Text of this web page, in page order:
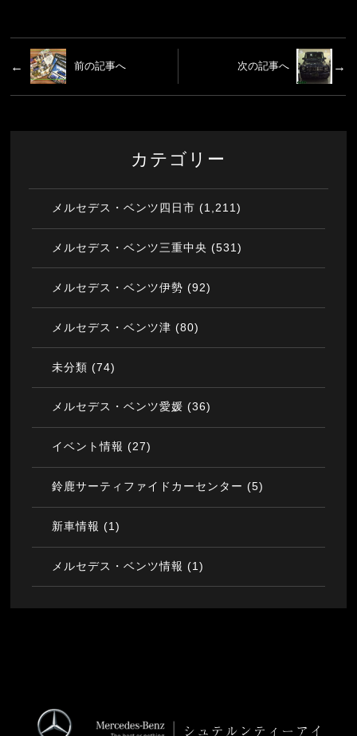
前の記事へ 次の記事へ
カテゴリー
メルセデス・ベンツ四日市 (1,211)
メルセデス・ベンツ三重中央 (531)
メルセデス・ベンツ伊勢 (92)
メルセデス・ベンツ津 (80)
未分類 (74)
メルセデス・ベンツ愛媛 (36)
イベント情報 (27)
鈴鹿サーティファイドカーセンター (5)
新車情報 (1)
メルセデス・ベンツ情報 (1)